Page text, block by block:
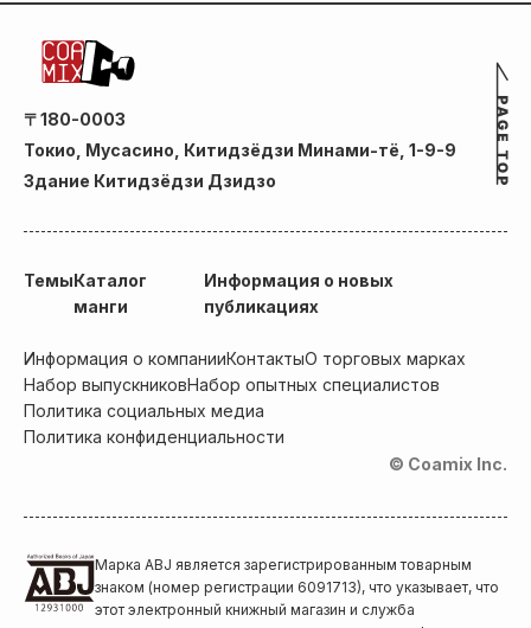
〒180-0003
Токио, Мусасино, Китидзёдзи Минами-тё, 1-9-9
Здание Китидзёдзи Дзидзо
ТемыКаталог
манги
Информация о новых
публикациях
Информация о компанииКонтактыО торговых марках
Набор выпускниковНабор опытных специалистов
Политика социальных медиа
Политика конфиденциальности
© Coamix Inc.
Марка ABJ является зарегистрированным товарным
знаком (номер регистрации 6091713), что указывает, что
этот электронный книжный магазин и служба